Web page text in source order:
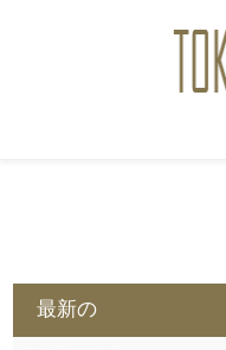
最新の